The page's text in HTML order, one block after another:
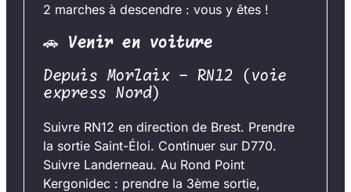
2 marches à descendre : vous y êtes !
🚗 Venir en voiture
Depuis Morlaix – RN12 (voie
express Nord)
Suivre RN12 en direction de Brest. Prendre
la sortie Saint-Éloi. Continuer sur D770.
Suivre Landerneau. Au Rond Point
Kergonidec : prendre la 3ème sortie,